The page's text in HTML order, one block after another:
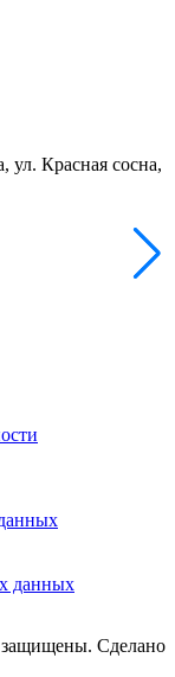
ул. Красная сосна,
данных
Сделано